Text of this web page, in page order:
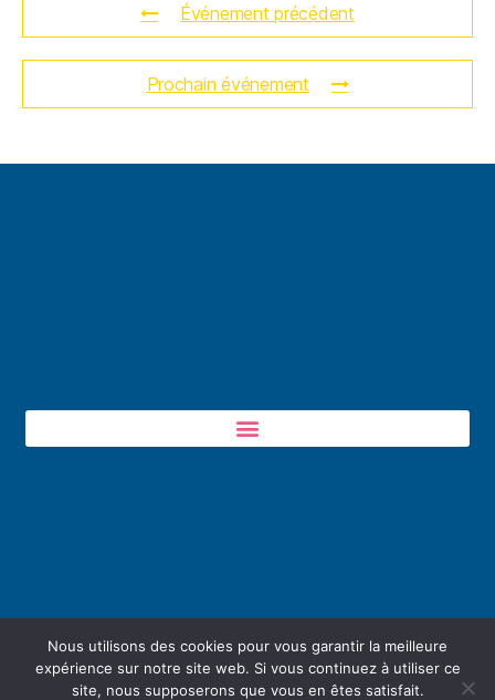
Événement précédent
Prochain événement
Nous utilisons des cookies pour vous garantir la meilleure
expérience sur notre site web. Si vous continuez à utiliser ce
site, nous supposerons que vous en êtes satisfait.